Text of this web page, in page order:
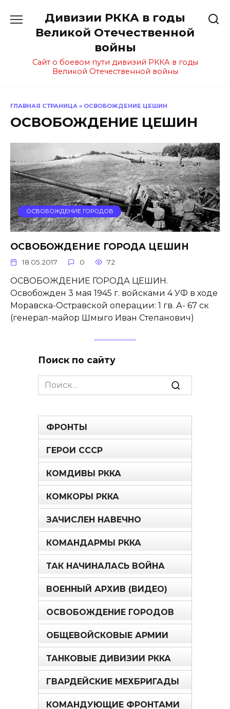
содержанию
Дивизии РККА в годы
Великой Отечественной
войны
Сайт о боевом пути дивизий РККА в годы
Великой Отечественной войны
ГЛАВНАЯ СТРАНИЦА » ОСВОБОЖДЕНИЕ ЦЕШИН
ОСВОБОЖДЕНИЕ ЦЕШИН
ОСВОБОЖДЕНИЕ ГОРОДОВ
ОСВОБОЖДЕНИЕ ГОРОДА ЦЕШИН
18.05.2017 0 72
ОСВОБОЖДЕНИЕ ГОРОДА ЦЕШИН.
Освобожден 3 мая 1945 г. войсками 4 УФ в ходе
Моравска-Остравской операции: 1 гв. А- 67 ск
(генерал-майор Шмыго Иван Степанович)
Поиск по сайту
Search
for:
ФРОНТЫ
ГЕРОИ СССР
КОМДИВЫ РККА
КОМКОРЫ РККА
ЗАЧИСЛЕН НАВЕЧНО
КОМАНДАРМЫ РККА
ТАК НАЧИНАЛАСЬ ВОЙНА
ВОЕННЫЙ АРХИВ (ВИДЕО)
ОСВОБОЖДЕНИЕ ГОРОДОВ
ОБЩЕВОЙСКОВЫЕ АРМИИ
ТАНКОВЫЕ ДИВИЗИИ РККА
ГВАРДЕЙСКИЕ МЕХБРИГАДЫ
КОМАНДУЮЩИЕ ФРОНТАМИ